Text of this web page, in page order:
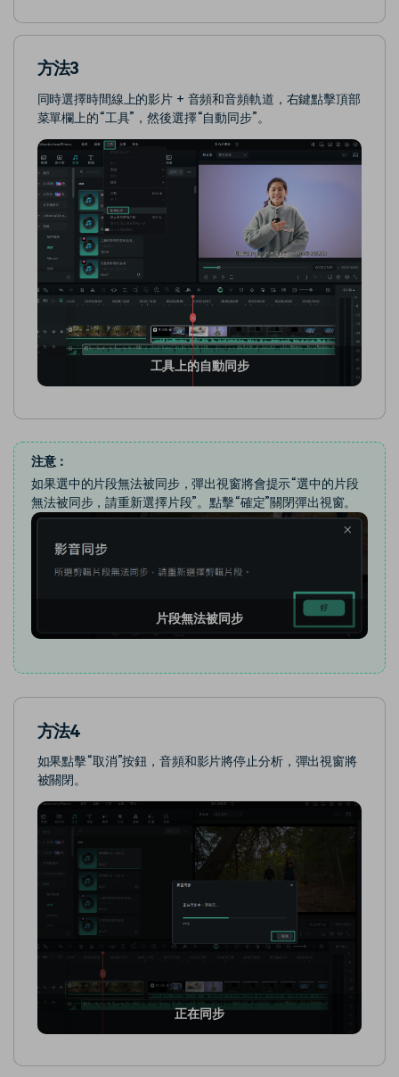
方法3
同時選擇時間線上的影片 + 音頻和音頻軌道，右鍵點擊頂部
菜單欄上的“工具”，然後選擇“自動同步”。
工具上的自動同步
注意：
如果選中的片段無法被同步，彈出視窗將會提示“選中的片段
無法被同步，請重新選擇片段”。點擊“確定”關閉彈出視窗。
片段無法被同步
方法4
如果點擊“取消”按鈕，音頻和影片將停止分析，彈出視窗將
被關閉。
正在同步